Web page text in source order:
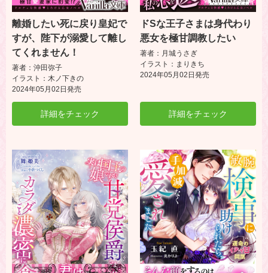
離婚したい死に戻り皇妃で
すが、陛下が溺愛して離し
てくれません！
著者：沖田弥子
イラスト：木ノ下きの
2024年05月02日発売
詳細をチェック
ドSな王子さまは身代わり
悪女を極甘調教したい
著者：月城うさぎ
イラスト：まりきち
2024年05月02日発売
詳細をチェック